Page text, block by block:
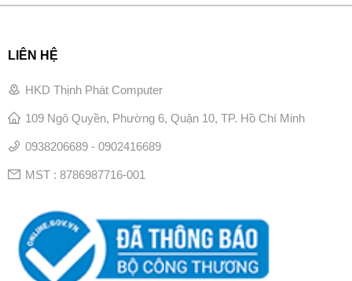
LIÊN HỆ
HKD Thịnh Phát Computer
109 Ngô Quyền, Phường 6, Quận 10, TP. Hồ Chí Minh
0938206689 - 0902416689
MST : 8786987716-001